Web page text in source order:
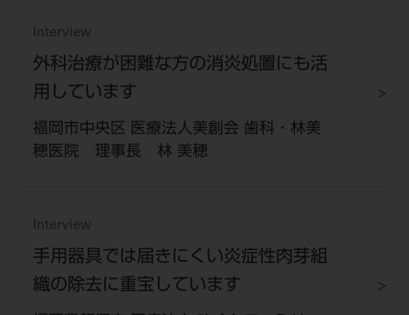
Interview
外科治療が困難な方の消炎処置にも活
用しています
福岡市中央区 医療法人美創会 歯科・林美
穂医院 理事長 林 美穂
Interview
手用器具では届きにくい炎症性肉芽組
織の除去に重宝しています